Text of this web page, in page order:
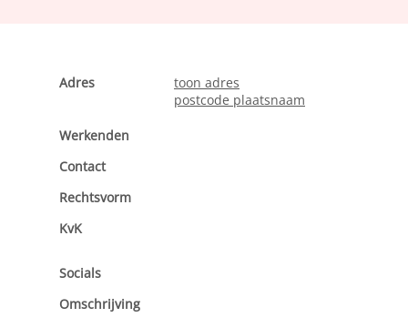
Adres
toon adres
postcode plaatsnaam
Werkenden
Contact
Rechtsvorm
KvK
Socials
Omschrijving